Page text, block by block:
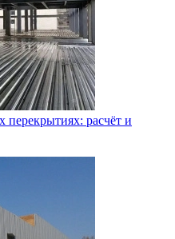
перекрытиях: расчёт и